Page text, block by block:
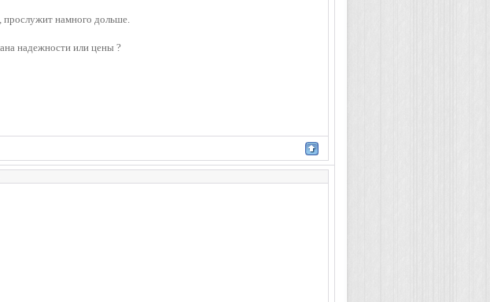
прослужит намного дольше.
надежности или цены ?